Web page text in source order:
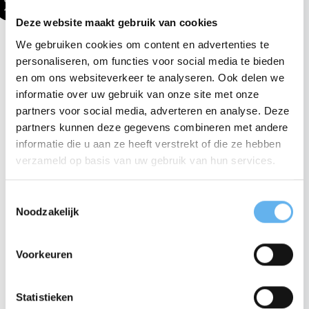
Deze website maakt gebruik van cookies
We gebruiken cookies om content en advertenties te
personaliseren, om functies voor social media te bieden
en om ons websiteverkeer te analyseren. Ook delen we
informatie over uw gebruik van onze site met onze
partners voor social media, adverteren en analyse. Deze
partners kunnen deze gegevens combineren met andere
informatie die u aan ze heeft verstrekt of die ze hebben
verzameld op basis van uw gebruik van hun services.
Noodzakelijk
Voorkeuren
Statistieken
10% korting op je eerste
bestelling
10% korting op je eerste bestelling.
Als je je aanmeldt voor onze nieuwsbrief, ga je
Viscollageen
Spirulina
Sportpakket
aantal
IN WINKELMAND
Een combinatie pakket bestaande uit:
✔ Viscollageen Hydrolysaat (zak 300 gram)
✔ Spirulina 500 mg (pot 240 tabletten)
100% natuurlijk viscollageen, afkomstig van duurzame
visbronnen.
unieke blauwgroene alg uit de oceaan. Spirulina bevat veel
vitamines, mineralen, aminozuren en vetzuren.
Bestel 2 pakketten voor gratis verzending.
Liever collageen met vanillesmaak? Probeer dan